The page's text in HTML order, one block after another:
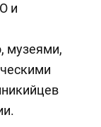
и
музеями,